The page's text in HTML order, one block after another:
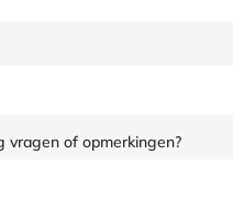
vragen of opmerkingen?